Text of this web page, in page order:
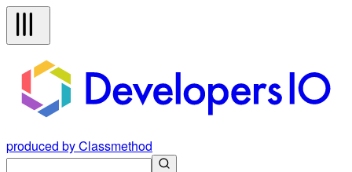
produced by Classmethod